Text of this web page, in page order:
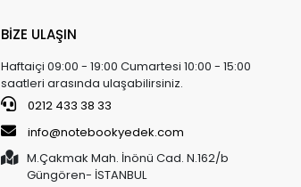
BİZE ULAŞIN
Haftaiçi 09:00 - 19:00 Cumartesi 10:00 - 15:00
saatleri arasında ulaşabilirsiniz.
0212 433 38 33
info@notebookyedek.com
M.Çakmak Mah. İnönü Cad. N.162/b
Güngören- İSTANBUL